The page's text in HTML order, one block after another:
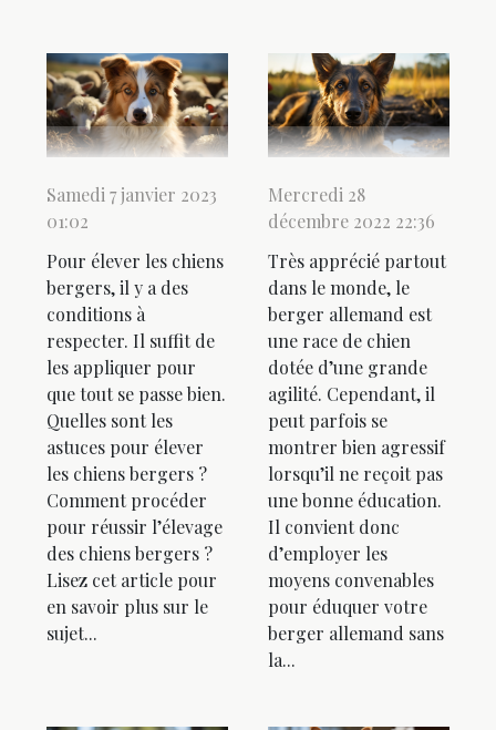
Samedi 7 janvier 2023
01:02
Pour élever les chiens
bergers, il y a des
conditions à
respecter. Il suffit de
les appliquer pour
que tout se passe bien.
Quelles sont les
astuces pour élever
les chiens bergers ?
Comment procéder
pour réussir l’élevage
des chiens bergers ?
Lisez cet article pour
en savoir plus sur le
sujet...
Mercredi 28
décembre 2022 22:36
Très apprécié partout
dans le monde, le
berger allemand est
une race de chien
dotée d’une grande
agilité. Cependant, il
peut parfois se
montrer bien agressif
lorsqu’il ne reçoit pas
une bonne éducation.
Il convient donc
d’employer les
moyens convenables
pour éduquer votre
berger allemand sans
la...